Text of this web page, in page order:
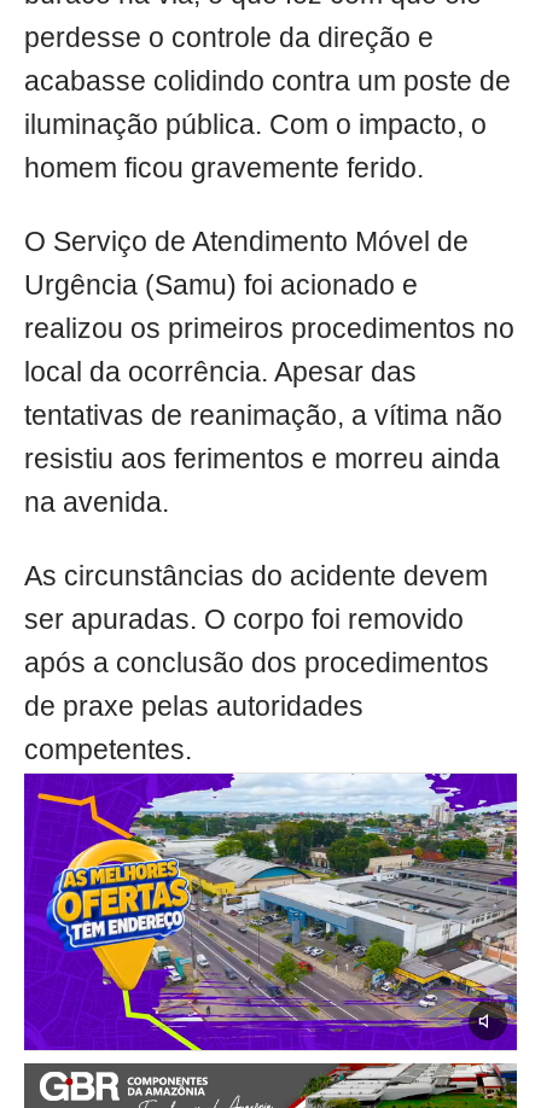
perdesse o controle da direção e
acabasse colidindo contra um poste de
iluminação pública. Com o impacto, o
homem ficou gravemente ferido.
O Serviço de Atendimento Móvel de
Urgência (Samu) foi acionado e
realizou os primeiros procedimentos no
local da ocorrência. Apesar das
tentativas de reanimação, a vítima não
resistiu aos ferimentos e morreu ainda
na avenida.
As circunstâncias do acidente devem
ser apuradas. O corpo foi removido
após a conclusão dos procedimentos
de praxe pelas autoridades
competentes.